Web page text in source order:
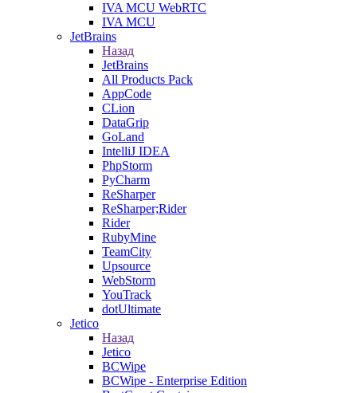
IVA MCU WebRTC
IVA MCU
JetBrains
Назад
JetBrains
All Products Pack
AppCode
CLion
DataGrip
GoLand
IntelliJ IDEA
PhpStorm
PyCharm
ReSharper
ReSharper;Rider
Rider
RubyMine
TeamCity
Upsource
WebStorm
YouTrack
dotUltimate
Jetico
Назад
Jetico
BCWipe
BCWipe - Enterprise Edition